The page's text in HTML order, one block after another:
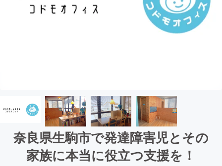
奈良県生駒市で発達障害児とその
家族に本当に役立つ支援を！